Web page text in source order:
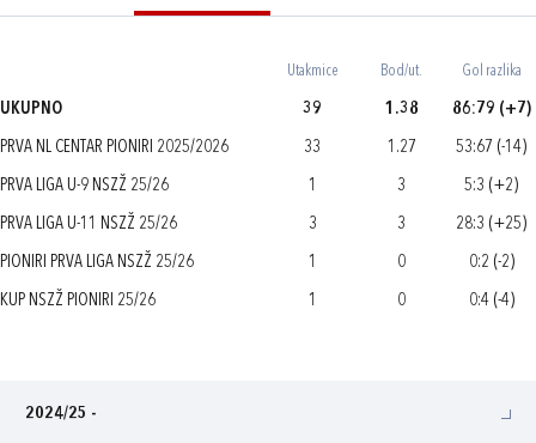
Utakmice Bod/ut. Gol razlika
UKUPNO 39 1.38 86:79 (+7)
PRVA NL CENTAR PIONIRI 2025/2026 33 1.27 53:67 (-14)
PRVA LIGA U-9 NSZŽ 25/26 1 3 5:3 (+2)
PRVA LIGA U-11 NSZŽ 25/26 3 3 28:3 (+25)
PIONIRI PRVA LIGA NSZŽ 25/26 1 0 0:2 (-2)
KUP NSZŽ PIONIRI 25/26 1 0 0:4 (-4)
2024/25 -